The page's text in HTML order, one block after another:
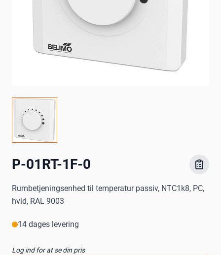
P-01RT-1F-0
Rumbetjeningsenhed til temperatur passiv, NTC1k8, PC,
hvid, RAL 9003
14 dages levering
Log ind for at se din pris